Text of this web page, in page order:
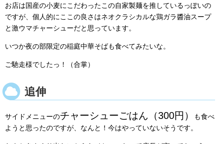
お店は国産の小麦にこだわったこの自家製麺を推しているっぽいの
ですが、個人的にここの良さはネオクラシカルな鶏ガラ醬油スープ
と激ウマチャーシューだと思っています。
いつか夜の部限定の稲庭中華そばも食べてみたいな。
ご馳走様でしたっ！（合掌）
追伸
サイドメニューのチャーシューごはん（300円）
も食べ
ようと思ったのですが、なんと！今はやっていないそうです。